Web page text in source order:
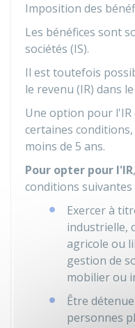
Imposition des
Les bénéfices sont
sociétés (IS).
Il est toutefois
le revenu (IR) dans
Une option pour l'IR
certaines conditions,
moins de 5 ans.
Pour opter pour l'IR
conditions suivantes
Exercer à
industrielle,
agricole ou
gestion de
mobilier ou
Être
personnes